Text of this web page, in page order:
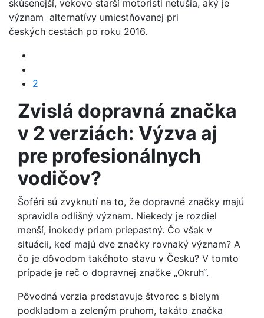
skúsenejší, vekovo starší motoristi netušia, aký je
význam alternatívy umiestňovanej pri
českých cestách po roku 2016.
2
Zvislá dopravná značka
v 2 verziách: Výzva aj
pre profesionálnych
vodičov?
Šoféri sú zvyknutí na to, že dopravné značky majú
spravidla odlišný význam. Niekedy je rozdiel
menší, inokedy priam priepastný. Čo však v
situácii, keď majú dve značky rovnaký význam? A
čo je dôvodom takéhoto stavu v Česku? V tomto
prípade je reč o dopravnej značke „Okruh“.
Pôvodná verzia predstavuje štvorec s bielym
podkladom a zeleným pruhom, takáto značka